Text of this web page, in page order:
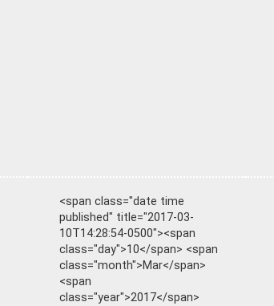
<span class="date time
published" title="2017-03-
10T14:28:54-0500"><span
class="day">10</span> <span
class="month">Mar</span>
<span
class="year">2017</span>